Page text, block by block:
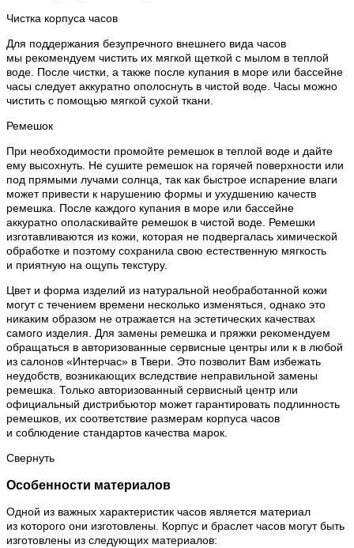
Чистка корпуса часов
Для поддержания безупречного внешнего вида часов
мы рекомендуем чистить их мягкой щеткой с мылом в теплой
воде. После чистки, а также после купания в море или бассейне
часы следует аккуратно ополоснуть в чистой воде. Часы можно
чистить с помощью мягкой сухой ткани.
Ремешок
При необходимости промойте ремешок в теплой воде и дайте
ему высохнуть. Не сушите ремешок на горячей поверхности или
под прямыми лучами солнца, так как быстрое испарение влаги
может привести к нарушению формы и ухудшению качеств
ремешка. После каждого купания в море или бассейне
аккуратно ополаскивайте ремешок в чистой воде. Ремешки
изготавливаются из кожи, которая не подвергалась химической
обработке и поэтому сохранила свою естественную мягкость
и приятную на ощупь текстуру.
Цвет и форма изделий из натуральной необработанной кожи
могут с течением времени несколько изменяться, однако это
никаким образом не отражается на эстетических качествах
самого изделия. Для замены ремешка и пряжки рекомендуем
обращаться в авторизованные сервисные центры или к в любой
из салонов «Интерчас» в Твери. Это позволит Вам избежать
неудобств, возникающих вследствие неправильной замены
ремешка. Только авторизованный сервисный центр или
официальный дистрибьютор может гарантировать подлинность
ремешков, их соответствие размерам корпуса часов
и соблюдение стандартов качества марок.
Свернуть
Особенности материалов
Одной из важных характеристик часов является материал
из которого они изготовлены. Корпус и браслет часов могут быть
изготовлены из следующих материалов: